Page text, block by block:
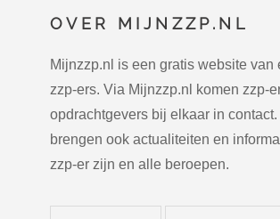
OVER MIJNZZP.NL
Mijnzzp.nl is een gratis website van
zzp-ers. Via Mijnzzp.nl komen zzp-
opdrachtgevers bij elkaar in contact.
brengen ook actualiteiten en
zzp-er zijn en alle beroepen.